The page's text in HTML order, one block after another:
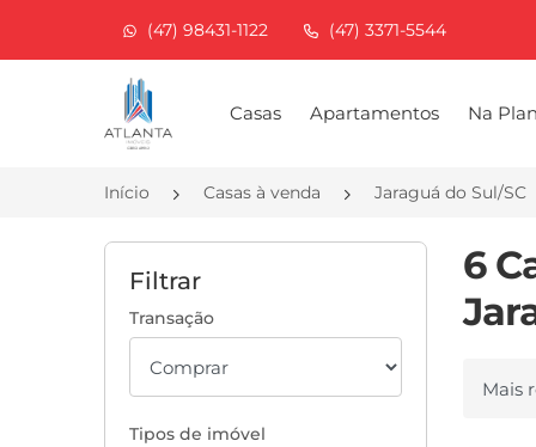
(47) 98431-1122 (47) 3371-5544
Página inicial
Casas Apartamentos Na
Início Casas à venda Jaraguá do Sul/SC
Filtrar
Transação
Tipos de imóvel
6